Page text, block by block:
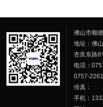
佛山市顺
地址：佛
杏良东路8
电话：
0757-
传真：
手机：